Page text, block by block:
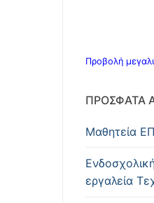
Προβολή
ΠΡΌΣΦΑΤΑ
Μαθητεία
εργαλεία